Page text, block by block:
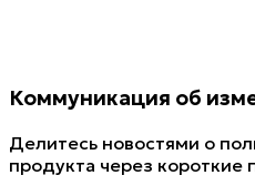
Коммуникация об
Делитесь новостями о
продукта через